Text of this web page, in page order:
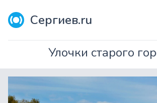
Сергиев.ru
Улочки старого